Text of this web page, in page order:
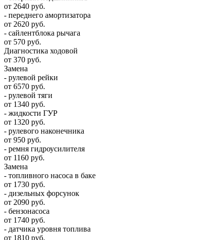
от 2640 руб.
- переднего амортизатора
от 2620 руб.
- сайлентблока рычага
от 570 руб.
Диагностика ходовой
от 370 руб.
Замена
- рулевой рейки
от 6570 руб.
- рулевой тяги
от 1340 руб.
- жидкости ГУР
от 1320 руб.
- рулевого наконечника
от 950 руб.
- ремня гидроусилителя
от 1160 руб.
Замена
- топливного насоса в баке
от 1730 руб.
- дизельных форсунок
от 2090 руб.
- бензонасоса
от 1740 руб.
- датчика уровня топлива
от 1810 руб.